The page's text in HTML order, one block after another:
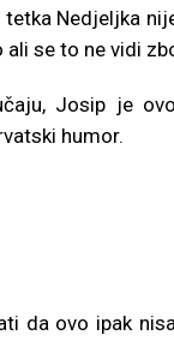
tetka Nedjeljka
se to ne vidi
Josip je
humor.
da ovo ipak